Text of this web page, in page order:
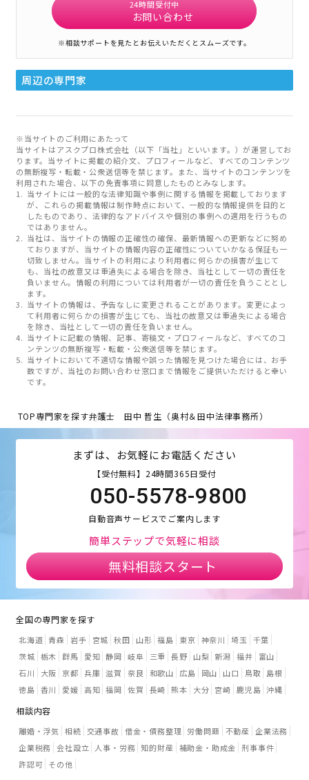
24時間受付中
お問い合わせ
※相談サポートを見たとお伝えいただくとスムーズです。
周辺の専門家
※当サイトのご利用にあたって
当サイトはアスクプロ株式会社（以下「当社」といいます。）が運営してお
ります。当サイトに掲載の紹介文、プロフィールなど、すべてのコンテンツ
の無断複写・転載・公衆送信等を禁じます。また、当サイトのコンテンツを
利用された場合、以下の免責事項に同意したものとみなします。
当サイトには一般的な法律知識や事例に関する情報を掲載しております
が、これらの掲載情報は制作時点において、一般的な情報提供を目的と
したものであり、法律的なアドバイスや個別の事例への適用を行うもの
ではありません。
当社は、当サイトの情報の正確性の確保、最新情報への更新などに努め
ておりますが、当サイトの情報内容の正確性についていかなる保証も一
切致しません。当サイトの利用により利用者に何らかの損害が生じて
も、当社の故意又は重過失による場合を除き、当社として一切の責任を
負いません。情報の利用については利用者が一切の責任を負うこととし
ます。
当サイトの情報は、予告なしに変更されることがあります。変更によっ
て利用者に何らかの損害が生じても、当社の故意又は重過失による場合
を除き、当社として一切の責任を負いません。
当サイトに記載の情報、記事、寄稿文・プロフィールなど、すべてのコ
ンテンツの無断複写・転載・公衆送信等を禁じます。
当サイトにおいて不適切な情報や誤った情報を見つけた場合には、お手
数ですが、当社のお問い合わせ窓口まで情報をご提供いただけると幸い
です。
TOP専門家を探す弁護士 田中 哲生（奥村＆田中法律事務所）
まずは、お気軽にお電話ください
【受付無料】24時間365日受付
050-5578-9800
自動音声サービスでご案内します
簡単ステップで気軽に相談
無料相談スタート
全国の専門家を探す
北海道 青森 岩手 宮城 秋田 山形 福島 東京 神奈川 埼玉
千葉
茨城 栃木 群馬 愛知 静岡 岐阜 三重 長野 山梨 新潟 福井
富山
石川
大阪 京都 兵庫 滋賀 奈良 和歌山 広島 岡山 山口 鳥取
島根
徳島 香川 愛媛 高知 福岡 佐賀 長崎 熊本 大分 宮崎 鹿児島 沖縄
相談内容
離婚・浮気 相続 交通事故 借金・債務整理 労働問題 不動産 企業法務
企業税務 会社設立 人事・労務 知的財産 補助金・助成金 刑事事件
許認可 その他